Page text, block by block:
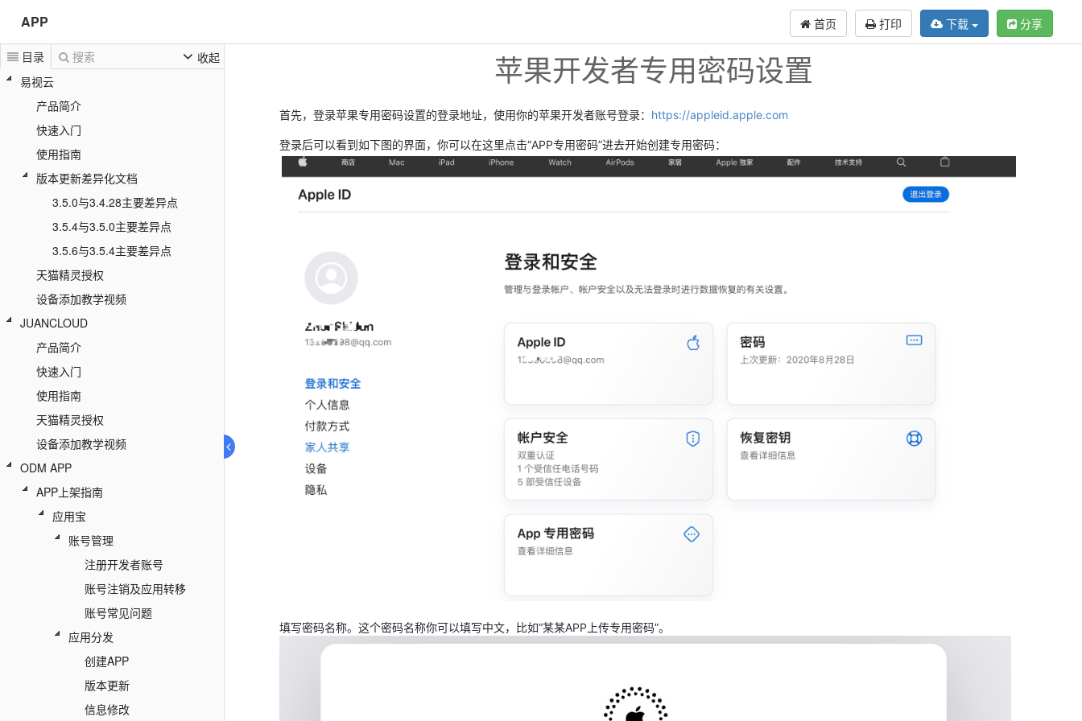
APP 首页 打印 分享
下载
目录 搜索
收起
易视云
产品简介
快速入门
使用指南
版本更新差异化文档
3.5.0与3.4.28主要差异点
3.5.4与3.5.0主要差异点
3.5.6与3.5.4主要差异点
天猫精灵授权
设备添加教学视频
JUANCLOUD
产品简介
快速入门
使用指南
天猫精灵授权
设备添加教学视频
ODM APP
APP上架指南
应用宝
账号管理
注册开发者账号
账号注销及应用转移
账号常见问题
应用分发
创建APP
版本更新
信息修改
苹果开发者专用密码设置
首先，登录苹果专用密码设置的登录地址，使用你的苹果开发者账号登录： https://appleid.apple.com
登录后可以看到如下图的界面，你可以在这里点击“APP专用密码”进去开始创建专用密码：
填写密码名称。这个密码名称你可以填写中文，比如“某某APP上传专用密码”。